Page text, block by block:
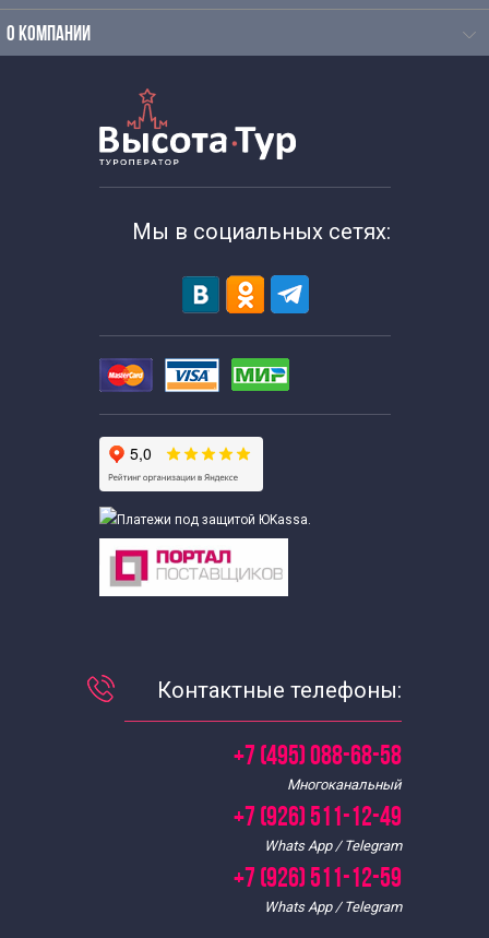
О КОМПАНИИ
Мы в социальных сетях:
Контактные телефоны:
+7 (495) 088-68-58
Многоканальный
+7 (926) 511-12-49
Whats App / Telegram
+7 (926) 511-12-59
Whats App / Telegram